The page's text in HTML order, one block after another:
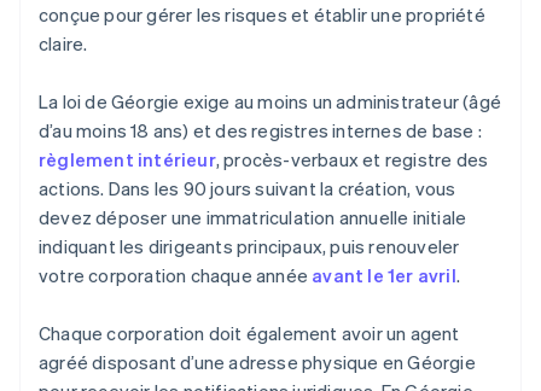
conçue pour gérer les risques et établir une propriété
claire.
La loi de Géorgie exige au moins un administrateur (âgé
d’au moins 18 ans) et des registres internes de base :
règlement intérieur, procès-verbaux et registre des
actions. Dans les 90 jours suivant la création, vous
devez déposer une immatriculation annuelle initiale
indiquant les dirigeants principaux, puis renouveler
votre corporation chaque année avant le 1er avril.
Chaque corporation doit également avoir un agent
agréé disposant d’une adresse physique en Géorgie